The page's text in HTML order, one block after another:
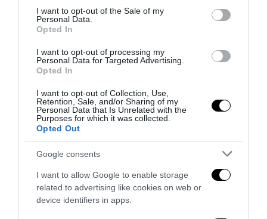
consent section.
I want to opt-out of the Sale of my
Personal Data.
Opted In
I want to opt-out of processing my
Personal Data for Targeted Advertising.
Opted In
I want to opt-out of Collection, Use,
Retention, Sale, and/or Sharing of my
Personal Data that Is Unrelated with the
Purposes for which it was collected.
Opted Out
Google consents
I want to allow Google to enable storage
related to advertising like cookies on web or
device identifiers in apps.
Strage di Bologna, Borsellino e mafia-appalti: i segreti
che lo Stato deve finalmente chiarire